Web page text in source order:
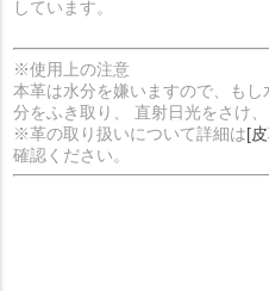
しています。
※使用上の注意
本革は水分を嫌いますので、も
分をふき取り、 直射日光をさけ
※革の取り扱いについて詳細は[
確認ください。